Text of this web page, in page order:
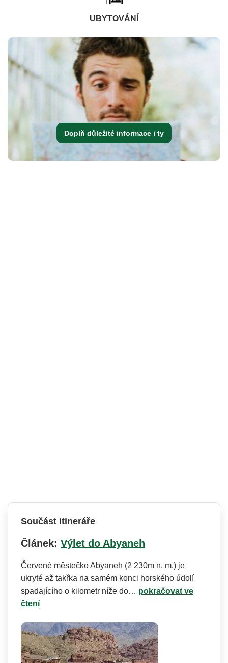
UBYTOVÁNÍ
Doplň důležité informace i ty
Součást itineráře
Článek: Výlet do Abyaneh
Červené městečko Abyaneh (2 230m n. m.) je
ukryté až takřka na samém konci horského údolí
spadajícího o kilometr níže do… pokračovat ve
čtení